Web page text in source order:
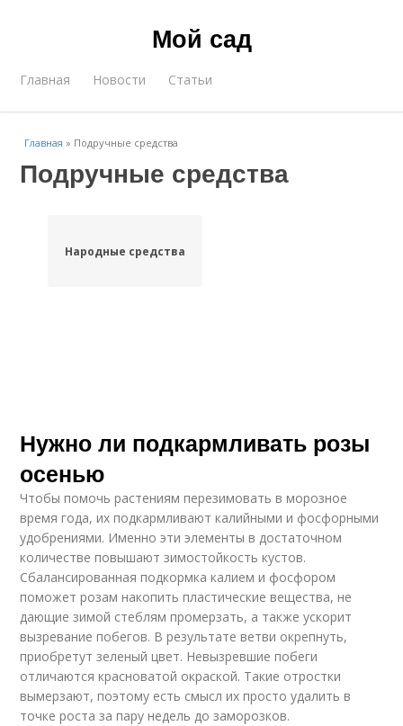
Мой сад
Главная Новости Статьи
Главная » Подручные средства
Подручные средства
Народные средства
Нужно ли подкармливать розы
осенью
Чтобы помочь растениям перезимовать в морозное
время года, их подкармливают калийными и фосфорными
удобрениями. Именно эти элементы в достаточном
количестве повышают зимостойкость кустов.
Сбалансированная подкормка калием и фосфором
поможет розам накопить пластические вещества, не
дающие зимой стеблям промерзать, а также ускорит
вызревание побегов. В результате ветви окрепнуть,
приобретут зеленый цвет. Невызревшие побеги
отличаются красноватой окраской. Такие отростки
вымерзают, поэтому есть смысл их просто удалить в
точке роста за пару недель до заморозков.